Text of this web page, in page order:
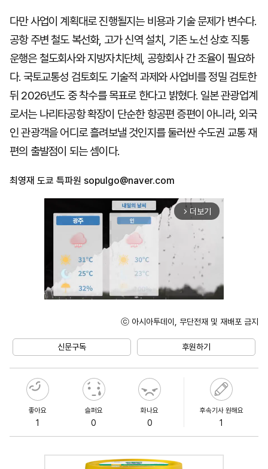
다만 사업이 계획대로 진행될지는 비용과 기술 문제가 변수다.
공항 주변 철도 복선화, 고가 신역 설치, 기존 노선 상호 직통
운행은 철도회사와 지방자치단체, 공항회사 간 조율이 필요하
다. 국토교통성 검토회도 기술적 과제와 사업비를 정밀 검토한
뒤 2026년도 중 착수를 목표로 한다고 밝혔다. 일본 관광업계
로서는 나리타공항 확장이 단순한 항공편 증편이 아니라, 외국
인 관광객을 어디로 흘려보낼 것인지를 둘러싼 수도권 교통 재
편의 출발점이 되는 셈이다.
최영재 도쿄 특파원 sopulgo@naver.com
arrow_forward_ios 더보기
ⓒ 아시아투데이, 무단전재 및 재배포 금지
신문구독 후원하기
좋아요
1
슬퍼요
0
화나요
0
후속기사 원해요
1